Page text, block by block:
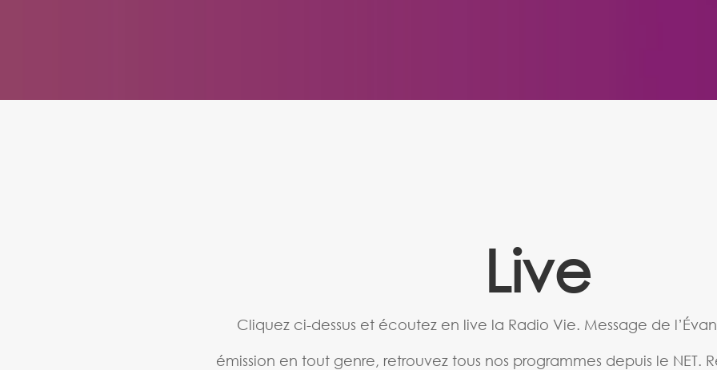
Live
Cliquez ci-dessus et écoutez en live la Radio Vie. Message de
émission en tout genre, retrouvez tous nos programmes depuis le NET.